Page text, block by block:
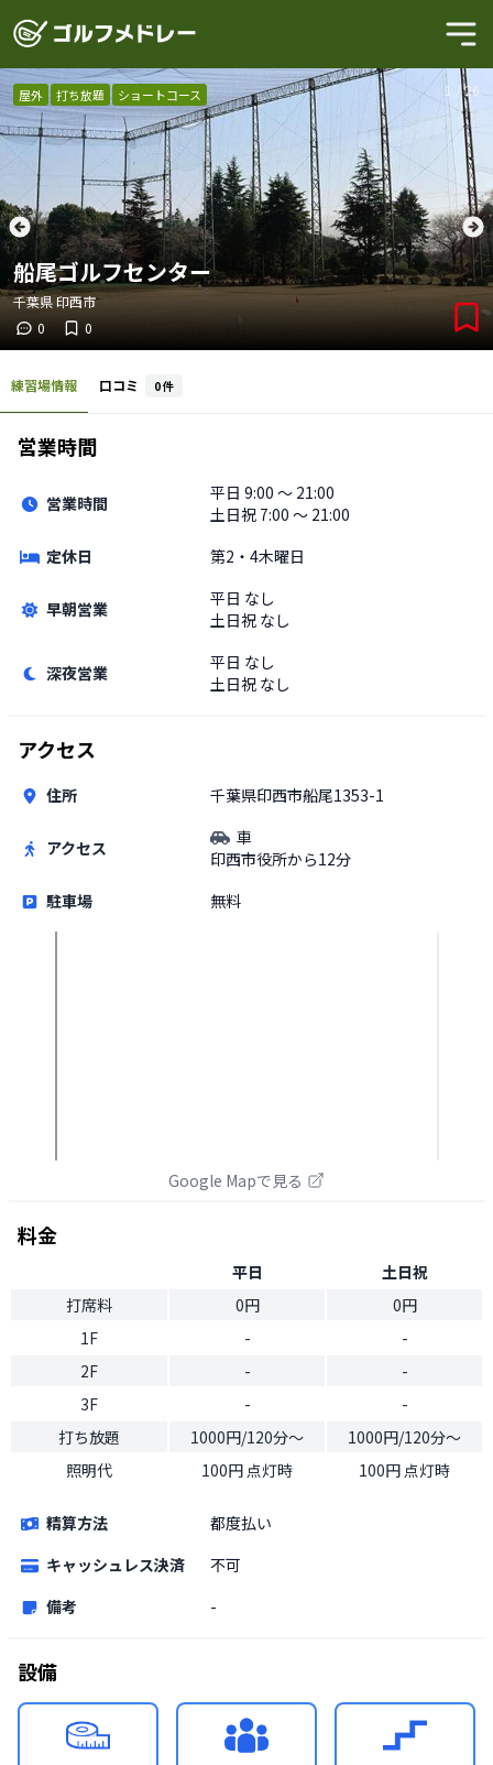
1 /26
屋外 打ち放題 ショートコース
船尾ゴルフセンター
千葉県印西市
0
0
練習場情報 口コミ 0件
営業時間
営業時間 平日 9:00 〜 21:00
土日祝 7:00 〜 21:00
定休日
第2・4木曜日
早朝営業 平日 なし
土日祝 なし
深夜営業 平日 なし
土日祝 なし
アクセス
住所 千葉県印西市船尾1353-1
アクセス
車
印西市役所から12分
駐車場
無料
Google Mapで見る
料金
平日
土日祝
打席料
0円
0円
1F
-
-
2F
-
-
3F
-
-
打ち放題
1000円/120分〜
1000円/120分〜
照明代
100円 点灯時 100円 点灯時
精算方法
都度払い
キャッシュレス決済
不可
備考
-
設備